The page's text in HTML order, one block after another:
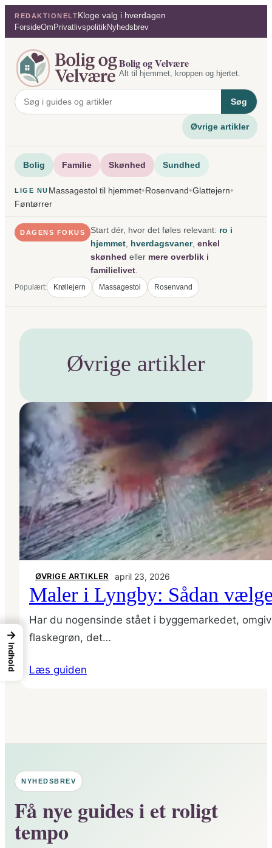
Spring
indhold
REDAKTIONELTKloge valg i hverdagen
ForsideOm PrivatlivspolitikNyhedsbrev
Bolig og Velvære
Alt til hjemmet, kroppen og hjertet.
Søg
Øvrige artikler
Bolig Familie Skønhed Sundhed
LIGE NU Massagestol til hjemmet•Rosenvand•Glattejern•
Føntørrer
DAGENS FOKUS Start dér, hvor det føles relevant: ro i
hjemmet hverdagsvaner,enkel
skønhed eller mere overblik i
familielivet
Populært: Krøllejern Massagestol Rosenvand
Øvrige artikler
ØVRIGE ARTIKLER april 23, 2026
Maler i Lyngby: Sådan
Har du nogensinde stået i byggemarkedet,
flaskegrøn, det…
Læs guiden
NYHEDSBREV
Få nye guides i et roligt
tempo
→
Indhold